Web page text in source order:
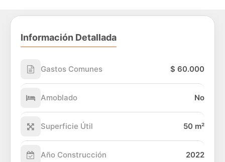
Información Detallada
Gastos Comunes $ 60.000
Amoblado No
Superficie Útil 50 m²
Año Construcción 2022